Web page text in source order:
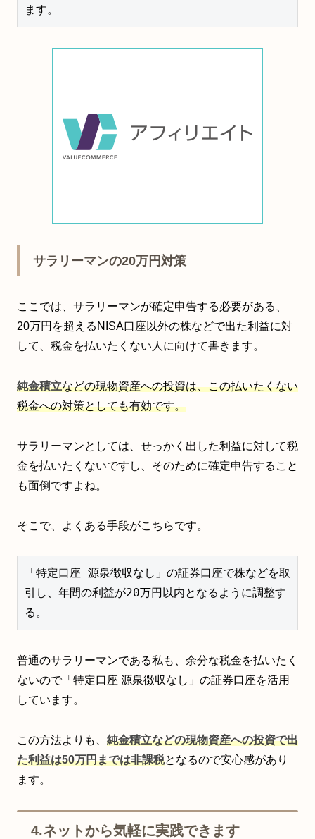
ます。
サラリーマンの20万円対策
ここでは、サラリーマンが確定申告する必要がある、
20万円を超えるNISA口座以外の株などで出た利益に対
して、税金を払いたくない人に向けて書きます。
純金積立などの現物資産への投資は、この払いたくない
税金への対策としても有効です。
サラリーマンとしては、せっかく出した利益に対して税
金を払いたくないですし、そのために確定申告すること
も面倒ですよね。
そこで、よくある手段がこちらです。
「特定口座 源泉徴収なし」の証券口座で株などを取
引し、年間の利益が20万円以内となるように調整す
る。
普通のサラリーマンである私も、余分な税金を払いたく
ないので「特定口座 源泉徴収なし」の証券口座を活用
しています。
この方法よりも、 純金積立などの現物資産への投資で出
た利益は50万円までは非課税となるので安心感があり
ます。
4.ネットから気軽に実践できます